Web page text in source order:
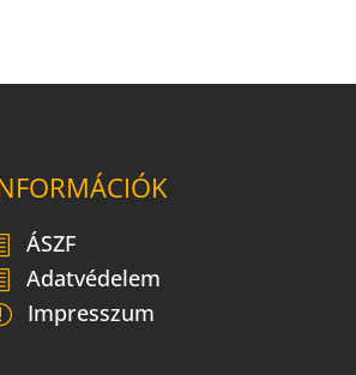
ÁSZF
Adatvédelem
Impresszum